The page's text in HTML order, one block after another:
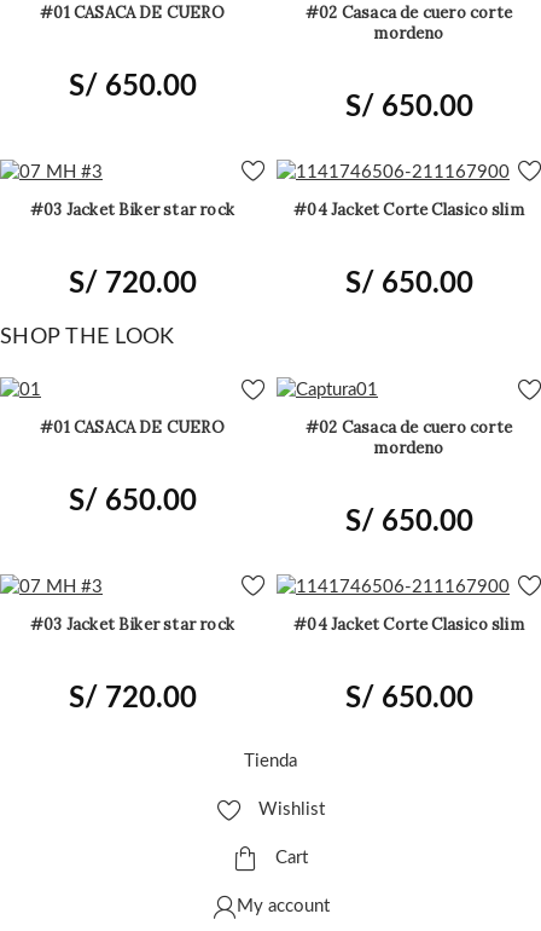
#01 CASACA DE CUERO
S/ 650.00
#02 Casaca de cuero corte
mordeno
S/ 650.00
#03 Jacket Biker star rock
S/ 720.00
#04 Jacket Corte Clasico slim
S/ 650.00
SHOP THE LOOK
#01 CASACA DE CUERO
S/ 650.00
#02 Casaca de cuero corte
mordeno
S/ 650.00
#03 Jacket Biker star rock
S/ 720.00
#04 Jacket Corte Clasico slim
S/ 650.00
Tienda
Wishlist
Cart
My account